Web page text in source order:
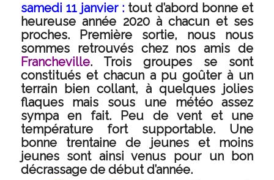
samedi 11 janvier :tout d’abord bonne et
heureuse année 2020 à chacun et ses
proches. Première sortie, nous nous
sommes retrouvés chez nos amis de
Francheville. Trois groupes se sont
constitués et chacun a pu goûter à un
terrain bien collant, à quelques jolies
flaques mais sous une météo assez
sympa en fait. Peu de vent et une
température fort supportable. Une
bonne trentaine de jeunes et moins
jeunes sont ainsi venus pour un bon
décrassage de début d’année.